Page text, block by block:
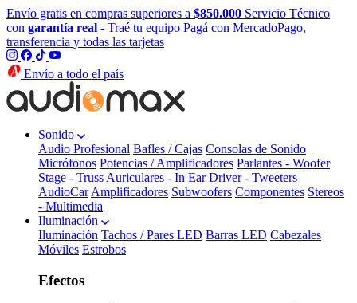
Envío gratis en compras superiores a $850.000 Servicio Técnico
con garantía real - Traé tu equipo Pagá con MercadoPago,
transferencia y todas las tarjetas
Envío a todo el país
Sonido
Audio Profesional Bafles / Cajas Consolas de Sonido
Micrófonos Potencias / Amplificadores Parlantes - Woofer
Stage - Truss Auriculares - In Ear Driver - Tweeters
AudioCar Amplificadores Subwoofers Componentes Stereos
- Multimedia
Iluminación
Iluminación Tachos / Pares LED Barras LED Cabezales
Móviles Estrobos
Efectos